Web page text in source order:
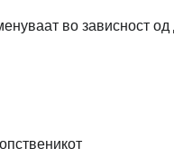
во зависност од